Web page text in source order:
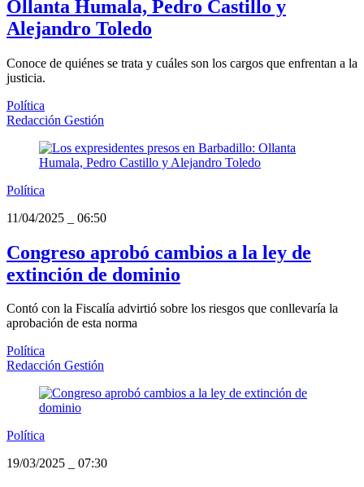
Ollanta Humala, Pedro Castillo y
Alejandro Toledo
Conoce de quiénes se trata y cuáles son los cargos que enfrentan a la
justicia.
Política
Redacción Gestión
Política
11/04/2025
06:50
Congreso aprobó cambios a la ley de
extinción de dominio
Contó con la Fiscalía advirtió sobre los riesgos que conllevaría la
aprobación de esta norma
Política
Redacción Gestión
Política
19/03/2025
07:30